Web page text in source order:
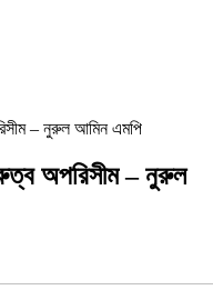
– নুরুল আমিন এমপি
গুরুত্ব অপরিসীম – নুরুল